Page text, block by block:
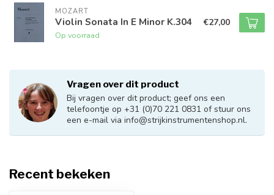
MOZART
Violin Sonata In E Minor K.304
Op voorraad
€27,00
Vragen over dit product
Bij vragen over dit product; geef ons een
telefoontje op +31 (0)70 221 0831 of stuur ons
een e-mail via info@strijkinstrumentenshop.nl.
Recent bekeken